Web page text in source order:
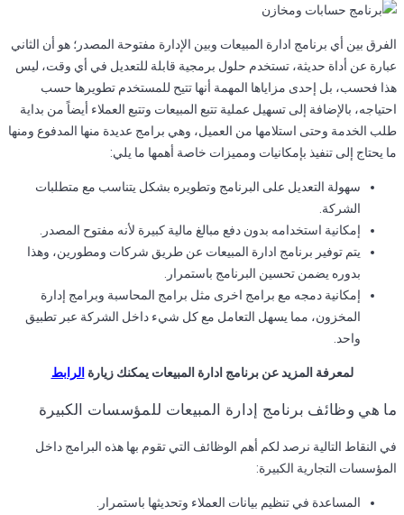
الفرق بين أي برنامج ادارة المبيعات وبين الإدارة مفتوحة المصدر؛ هو أن الثاني
عبارة عن أداة حديثة، تستخدم حلول برمجية قابلة للتعديل في أي وقت، ليس
هذا فحسب، بل إحدى مزاياها المهمة أنها تتيح للمستخدم تطويرها حسب
احتياجه، بالإضافة إلى تسهيل عملية تتبع المبيعات وتتبع العملاء أيضاً من بداية
طلب الخدمة وحتى استلامها من العميل، وهي برامج عديدة منها المدفوع ومنها
ما يحتاج إلى تنفيذ بإمكانيات ومميزات خاصة أهمها ما يلي:
سهولة التعديل على البرنامج وتطويره بشكل يتناسب مع متطلبات
الشركة.
إمكانية استخدامه بدون دفع مبالغ مالية كبيرة لأنه مفتوح المصدر.
يتم توفير برنامج ادارة المبيعات عن طريق شركات ومطورين، وهذا
بدوره يضمن تحسين البرنامج باستمرار.
إمكانية دمجه مع برامج اخرى مثل برامج المحاسبة وبرامج إدارة
المخزون، مما يسهل التعامل مع كل شيء داخل الشركة عبر تطبيق
واحد.
لمعرفة المزيد عن برنامج ادارة المبيعات يمكنك زيارةالرابط
ما هي وظائف برنامج إدارة المبيعات للمؤسسات الكبيرة
في النقاط التالية نرصد لكم أهم الوظائف التي تقوم بها هذه البرامج داخل
المؤسسات التجارية الكبيرة:
المساعدة في تنظيم بيانات العملاء وتحديثها باستمرار.